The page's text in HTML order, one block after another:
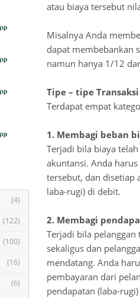
(4)
(122)
(100)
(16)
(6)
atau biaya tersebut
Misalnya Anda
dapat membebankan
namun hanya 1/12
Tipe – tipe
Terdapat empat
1. Membagi beban
Terjadi bila biaya
akuntansi. Anda
tersebut, dan disetiap
laba-rugi) di debit.
2. Membagi
Terjadi bila
sekaligus dan
mendatang. Anda
pembayaran dari
pendapatan (laba-